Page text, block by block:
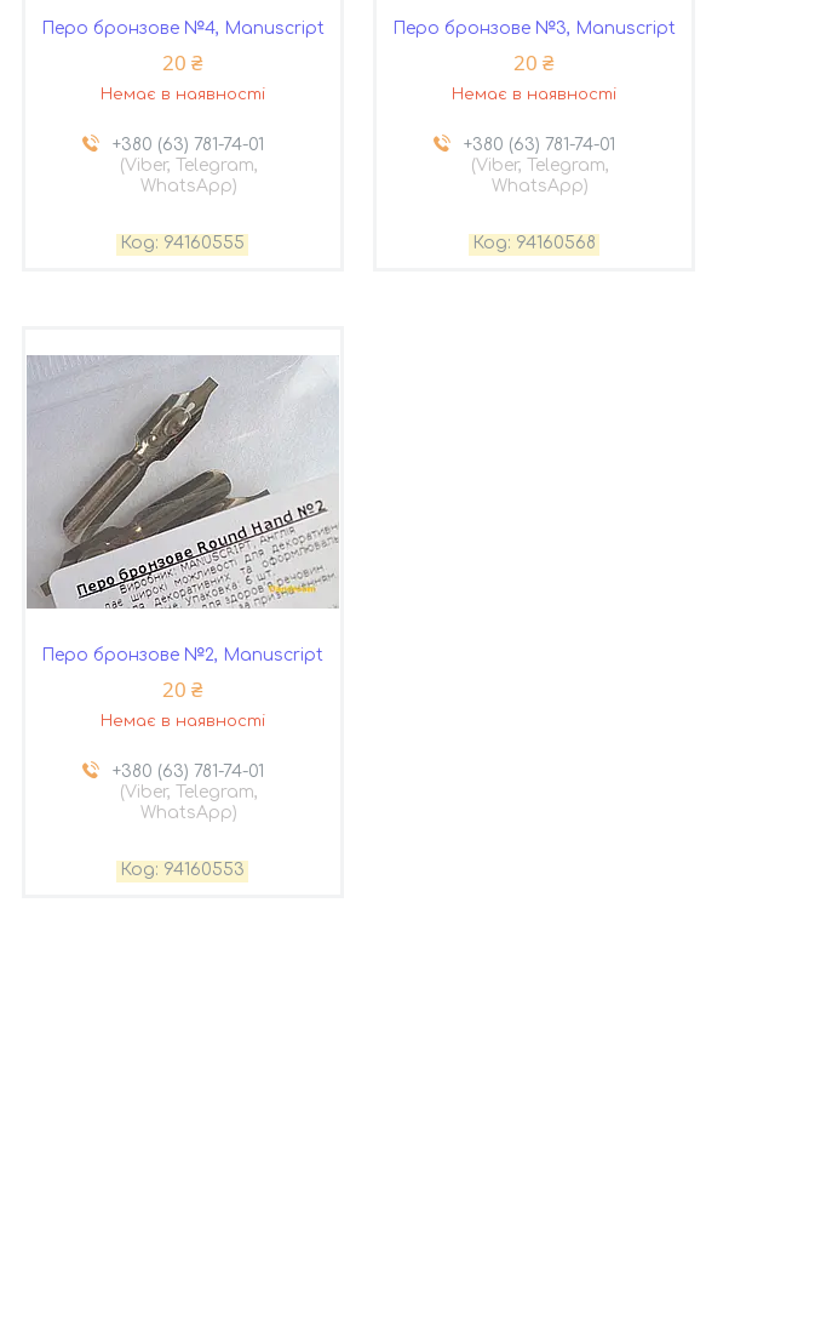
Перо бронзове №4, Manuscript
20 ₴
Немає в наявності
+380 (63) 781-74-01
(Viber, Telegram,
WhatsApp)
94160555
Перо бронзове №3, Manuscript
20 ₴
Немає в наявності
+380 (63) 781-74-01
(Viber, Telegram,
WhatsApp)
94160568
Перо бронзове №2, Manuscript
20 ₴
Немає в наявності
+380 (63) 781-74-01
(Viber, Telegram,
WhatsApp)
94160553